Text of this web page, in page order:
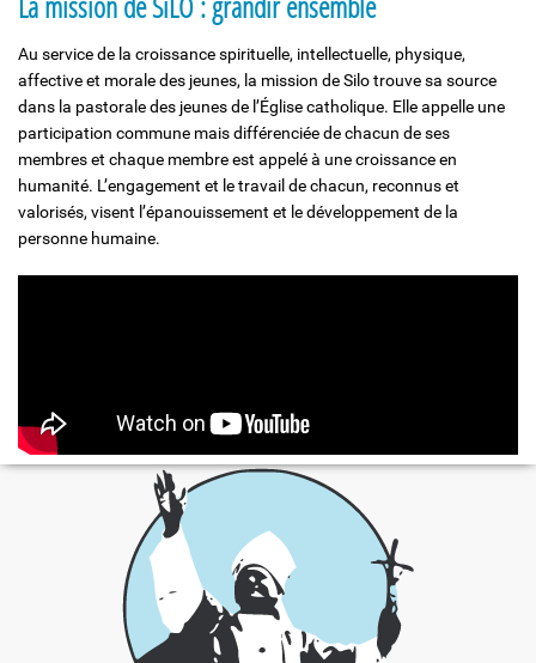
Au service de la croissance spirituelle, intellectuelle, physique,
affective et morale des jeunes, la mission de Silo trouve sa source
dans la pastorale des jeunes de l’Église catholique. Elle appelle une
participation commune mais différenciée de chacun de ses
membres et chaque membre est appelé à une croissance en
humanité. L’engagement et le travail de chacun, reconnus et
valorisés, visent l’épanouissement et le développement de la
personne humaine.